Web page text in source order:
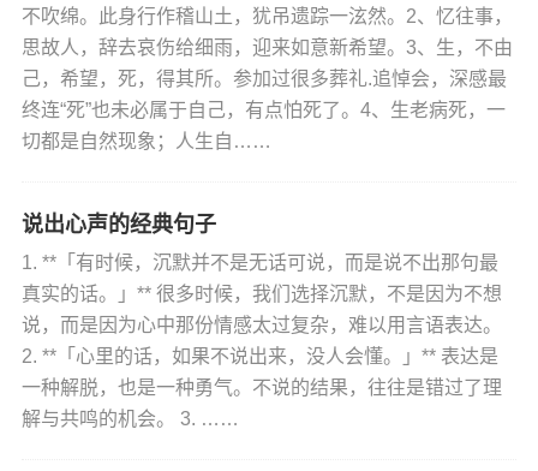
不吹绵。此身行作稽山土，犹吊遗踪一泫然。2、忆往事，
思故人，辞去哀伤给细雨，迎来如意新希望。3、生，不由
己，希望，死，得其所。参加过很多葬礼.追悼会，深感最
终连“死”也未必属于自己，有点怕死了。4、生老病死，一
切都是自然现象；人生自……
说出心声的经典句子
1. **「有时候，沉默并不是无话可说，而是说不出那句最
真实的话。」** 很多时候，我们选择沉默，不是因为不想
说，而是因为心中那份情感太过复杂，难以用言语表达。
2. **「心里的话，如果不说出来，没人会懂。」** 表达是
一种解脱，也是一种勇气。不说的结果，往往是错过了理
解与共鸣的机会。 3. ……